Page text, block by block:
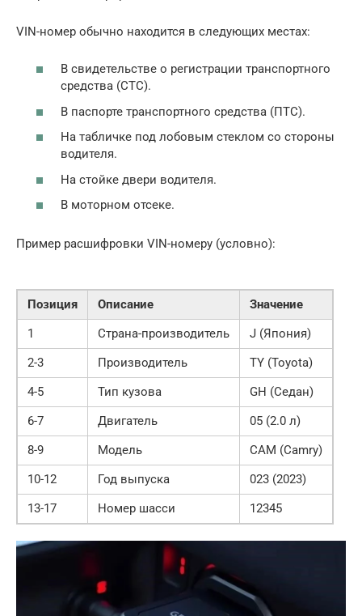
VIN-номер обычно находится в следующих местах:
В свидетельстве о регистрации транспортного
средства (СТС).
В паспорте транспортного средства (ПТС).
На табличке под лобовым стеклом со стороны
водителя.
На стойке двери водителя.
В моторном отсеке.
Пример расшифровки VIN-номеру (условно):
Позиция Описание
Значение
1
Страна-производитель
J (Япония)
2-3
Производитель
TY (Toyota)
4-5
Тип кузова
GH (Седан)
6-7
Двигатель
05 (2.0 л)
8-9
Модель
CAM (Camry)
10-12
Год выпуска
023 (2023)
13-17
Номер шасси 12345